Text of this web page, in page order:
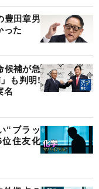
豊田章男
った
候補が急
も判明!
名
“ブラッ
住友化